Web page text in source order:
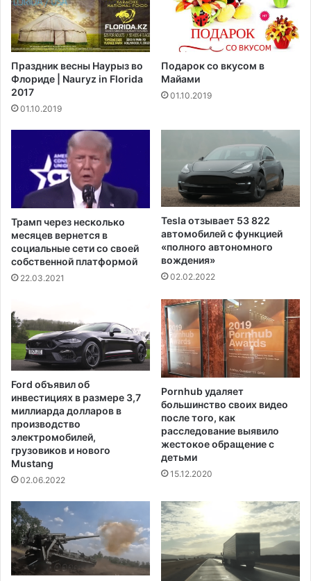
Л
у
и
з
и
а
н
ы
ш
т
с
о
т
д
н
и
к
в
с
е
п
р
и
и
т
ы
м
и
ь
з
о
а
т
о
к
в
е
н
т
и
т
о
р
д
я
п
р
а
з
д
н
ч
н
ы
х
в
Праздник весны Наурыз во
Флориде | Nauryz in Florida
2017
01.10.2019
Подарок со вкусом в
Майами
01.10.2019
Трамп через несколько
месяцев вернется в
социальные сети со своей
собственной платформой
22.03.2021
Tesla отзывает 53 822
автомобилей с функцией
«полного автономного
вождения»
02.02.2022
Ford объявил об
инвестициях в размере 3,7
миллиарда долларов в
производство
электромобилей,
грузовиков и нового
Mustang
02.06.2022
Pornhub удаляет
большинство своих видео
после того, как
расследование выявило
жестокое обращение с
детьми
15.12.2020